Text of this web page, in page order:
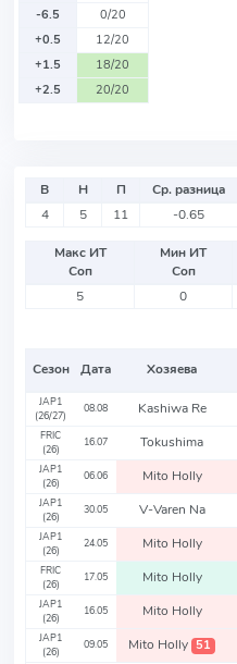
-6.5
0/20
+0.5
12/20
+1.5
18/20
+2.5
20/20
В Н П Ср. разница
4
5 11 -0.65
Макс ИТ
Соп
Мин ИТ
Соп
5
0
Сезон Дата Хозяева
JAP1
(26/27)
08.08 Kashiwa Re
FRIC
(26)
16.07 Tokushima
JAP1
(26)
06.06 Mito Holly
JAP1
(26)
30.05 V-Varen Na
JAP1
(26)
24.05 Mito Holly
FRIC
(26)
17.05 Mito Holly
JAP1
(26)
16.05 Mito Holly
JAP1
(26)
09.05 Mito Holly 51